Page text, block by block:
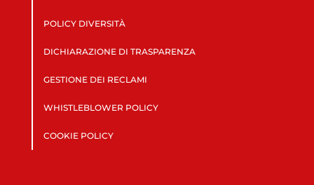
POLICY DIVERSITÀ
DICHIARAZIONE DI TRASPARENZA
GESTIONE DEI RECLAMI
WHISTLEBLOWER POLICY
COOKIE POLICY